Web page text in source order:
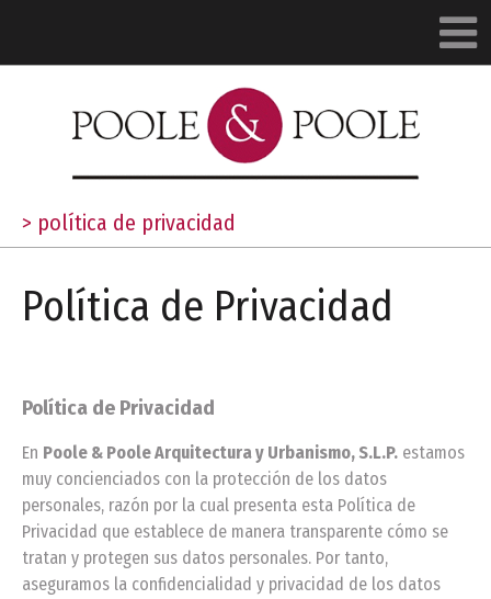
> política de privacidad
Política de Privacidad
Política de Privacidad
En Poole & Poole Arquitectura y Urbanismo, S.L.P. estamos
muy concienciados con la protección de los datos
personales, razón por la cual presenta esta Política de
Privacidad que establece de manera transparente cómo se
tratan y protegen sus datos personales. Por tanto,
aseguramos la confidencialidad y privacidad de los datos